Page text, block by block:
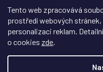
Tento web zpracovává
prostředí webových
personalizaci reklam.
o cookies zde.
Osvětlení pro